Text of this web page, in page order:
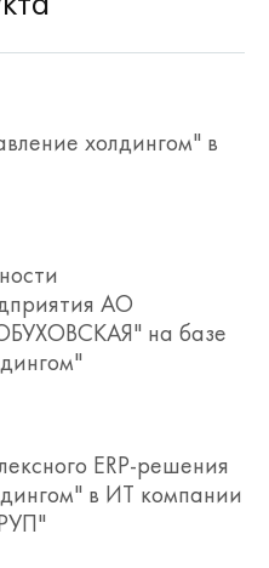
холдингом" в
АО
на базе
ERP-решения
в ИТ компании